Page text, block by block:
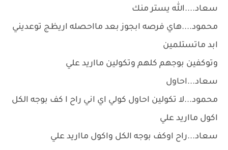
سعاد....الله يستر منك
محمود....هاي فرصه ابجوز بعد مااحصله اريظج توعديني
ابد ماتستلمين
وتوكفين بوجهم كلهم وتكولين مااريد علي
سعاد...احاول
محمود...لا تكولين احاول كولي اي اني راح ا كف بوجه الكل
اكول مااريد علي
سعاد...راح اوكف بوجه الكل واكول مااريد علي